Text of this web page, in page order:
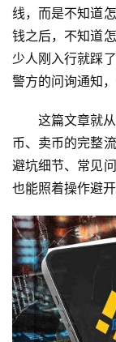
线，而是不知道
钱之后，不知道
少人刚入行就踩
警方的问询通知
这篇文章就
币、卖币的完整
避坑细节、常见
也能照着操作避